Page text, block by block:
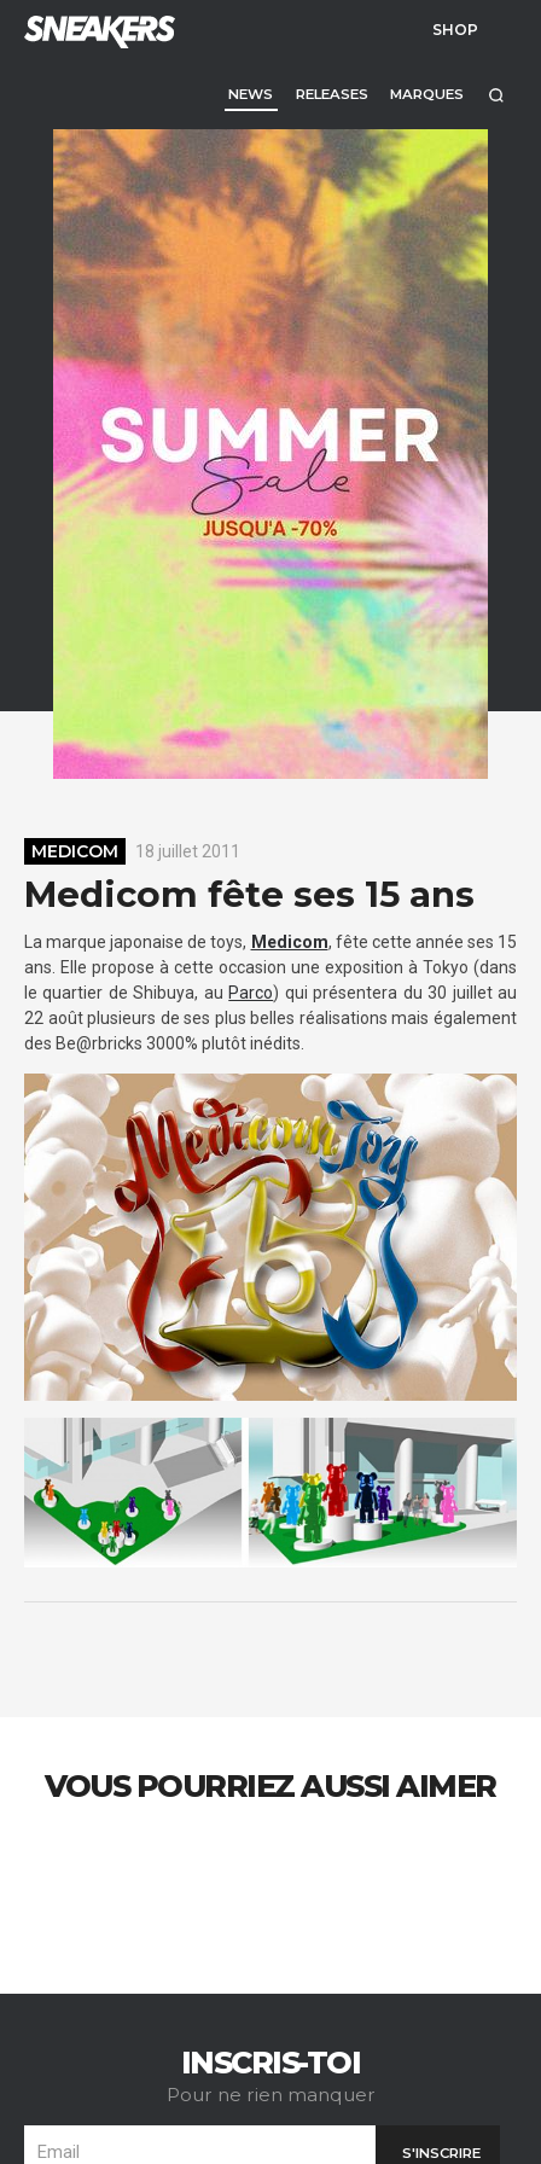
SHOP
NEWS RELEASES MARQUES
MEDICOM 18 juillet 2011
Medicom fête ses 15 ans
La marque japonaise de toys, Medicom, fête cette année ses 15
ans. Elle propose à cette occasion une exposition à Tokyo (dans
le quartier de Shibuya, au Parco) qui présentera du 30 juillet au
22 août plusieurs de ses plus belles réalisations mais également
des Be@rbricks 3000% plutôt inédits.
VOUS POURRIEZ AUSSI AIMER
INSCRIS-TOI
Pour ne rien manquer